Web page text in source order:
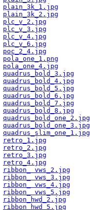
plain_3k_1.jpg
plain_3k_2.jpg
plc_v_2.jpg
plc_v_3.jpg
plc_v_4.jpg
plc_v_6.jpg
poc_2_4.jpg
pola_one_1.png
pola_one_4.jpg
quadrus_bold_3.jpg
quadrus_bold_4.jpg
quadrus_bold_5.jpg
quadrus_bold_6.jpg
quadrus_bold_7.jpg
quadrus_bold_8.jpg
quadrus_bold_one_2.jpg
quadrus_bold_one_3.jpg
quadrus_slim_one_1.jpg
retro_1.jpg
retro_2.jpg
retro_3.jpg
retro_4.jpg
ribbon_ vws_2.jpg
ribbon_ vws_3.jpg
ribbon_ vws_4.jpg
ribbon_ vws_5.jpg
ribbon_hwd_2.jpg
ribbon_hwd_5.jpg